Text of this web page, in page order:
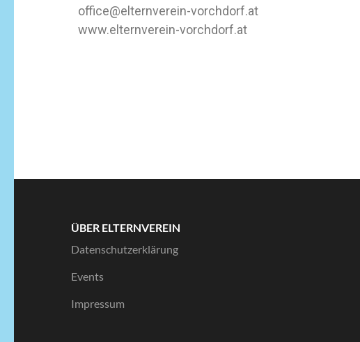
office@elternverein-vorchdorf.at
www.elternverein-vorchdorf.at
ÜBER ELTERNVEREIN
Datenschutzerklärung
Events
Impressum